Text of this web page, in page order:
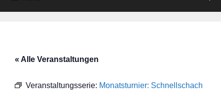
« Alle Veranstaltungen
Veranstaltungsserie: Monatsturnier: Schnellschach